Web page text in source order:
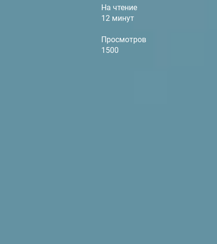
На чтение
12 минут
Просмотров
1500